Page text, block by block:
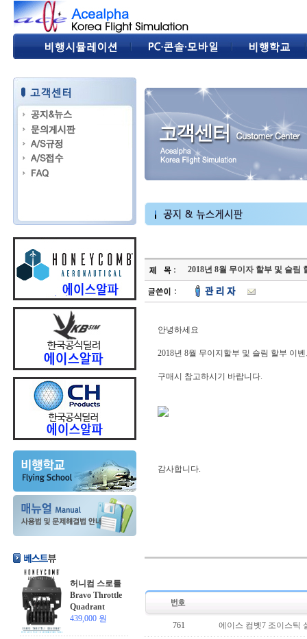
허니컴 스로틀
Bravo Throttle
Quadrant
439,000 원
2018년 8월 무이자 할부 및 슬림
안녕하세요
2018년 8월 무이지할부 및 슬림 할부 이
구매시 참고하시기 바랍니다.
감사합니다.
761 에이스 컴벳7 조이스틱